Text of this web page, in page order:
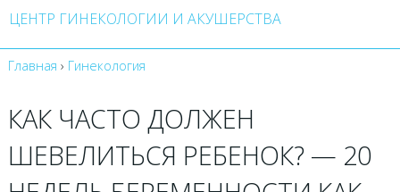
ЦЕНТР ГИНЕКОЛОГИИ И АКУШЕРСТВА
Главная › Гинекология
КАК ЧАСТО ДОЛЖЕН
ШЕВЕЛИТЬСЯ РЕБЕНОК? — 20